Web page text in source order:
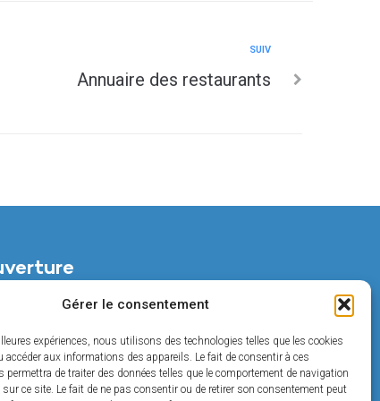
Gérer le consentement
expériences, nous utilisons des technologies telles que les cookies
accéder aux informations des appareils. Le fait de consentir à ces
permettra de traiter des données telles que le comportement de navigation
ce site. Le fait de ne pas consentir ou de retirer son consentement peut
SUIV
Annuaire des restaurants
14h à 18h
14h à 17h